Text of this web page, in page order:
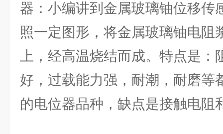
器：小编讲到金属玻璃铀位移传
照一定图形，将金属玻璃铀电阻
上，经高温烧结而成。特点是
好，过载能力强，耐潮，耐磨等
的电位器品种，缺点是接触电阻